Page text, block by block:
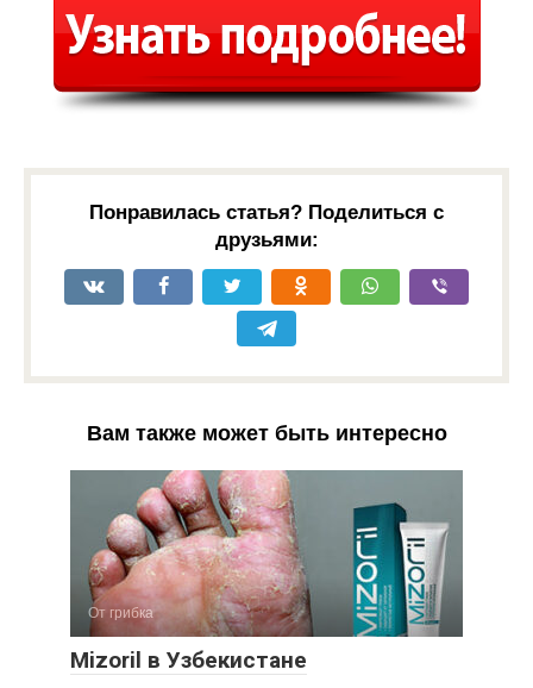
Понравилась статья? Поделиться с
друзьями:
Вам также может быть интересно
От грибка
Mizoril в Узбекистане